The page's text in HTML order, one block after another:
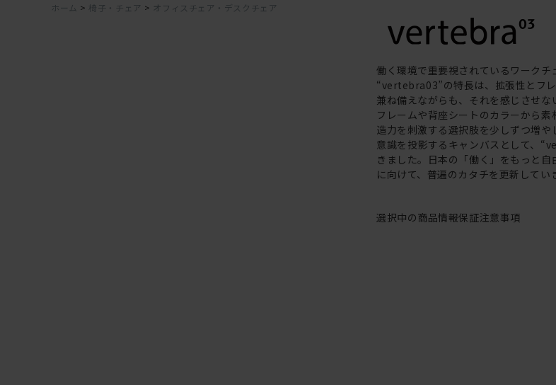
ホーム > 椅子・チェア > オフィスチェア・デスクチェア
働く環境で重要視されているワークチ
“vertebra03”の特長は、拡張性とフ
兼ね備えながらも、それを感じさせな
フレームや背座シートのカラーから
造力を刺激する選択肢を少しずつ増
意識を投影するキャンバスとして、
きました。日本の「働く」をもっと
に向けて、普遍のカタチを更新してい
選択中の商品情報保証注意事項